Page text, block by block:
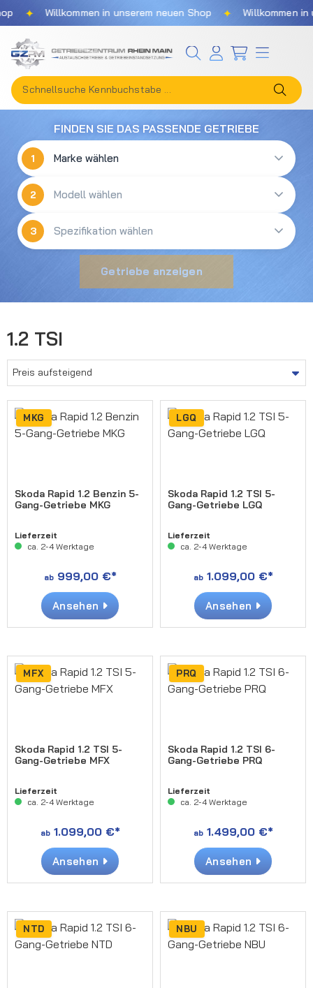
Zum Hauptinhalt springen
Willkommen in unserem neuen Shop Willkommen in
FINDEN SIE DAS PASSENDE GETRIEBE
1
2
3
Getriebe anzeigen
1.2 TSI
MKG
Skoda Rapid 1.2 Benzin 5-
Gang-Getriebe MKG
Lieferzeit
ca. 2-4 Werktage
ab999,00 €*
Ansehen
LGQ
Skoda Rapid 1.2 TSI 5-
Gang-Getriebe LGQ
Lieferzeit
ca. 2-4 Werktage
ab1.099,00 €*
Ansehen
MFX
Skoda Rapid 1.2 TSI 5-
Gang-Getriebe MFX
Lieferzeit
ca. 2-4 Werktage
ab1.099,00 €*
Ansehen
PRQ
Skoda Rapid 1.2 TSI 6-
Gang-Getriebe PRQ
Lieferzeit
ca. 2-4 Werktage
ab1.499,00 €*
Ansehen
NTD NBU